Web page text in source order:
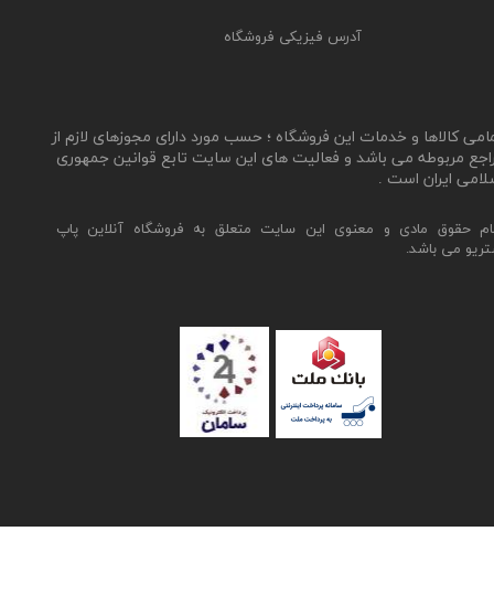
حقوق مادی و معنوی این سایت متعلق به فروشگاه آنلاین پاپ
می باشد.
آدرس فیزیکی فروشگاه
کالاها و خدمات این فروشگاه ؛ حسب مورد دارای مجوزهای لازم از
مربوطه می باشد و فعالیت های این سایت تابع قوانین جمهوری
ایران است .